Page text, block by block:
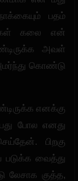
பதம்
கலை என்
அவள்
கொண்டு
எனக்கு
போல எனது
பிறகு
படுக்க வைத்து
லேசாக குத்த,